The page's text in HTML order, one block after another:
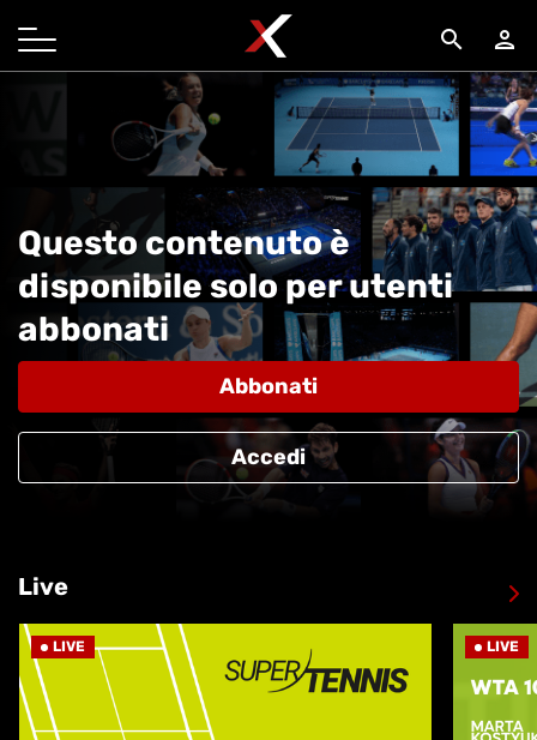
search person
Questo contenuto è
disponibile solo per utenti
abbonati
Abbonati
Accedi
Live
LIVE LIVE